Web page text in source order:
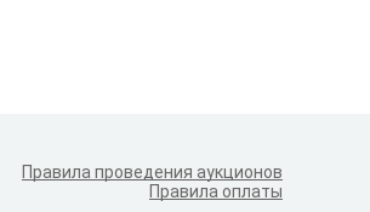
Правила проведения аукционов
Правила оплаты